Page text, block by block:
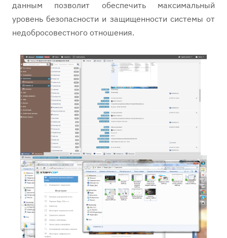
данным позволит обеспечить максимальный
уровень безопасности и защищенности системы от
недобросовестного отношения.